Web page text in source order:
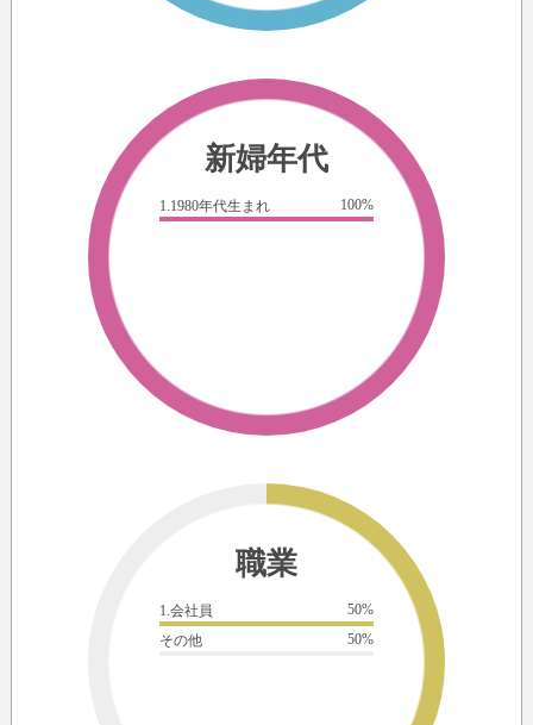
新婦年代
1.1980年代生まれ 100%
職業
1.会社員
50%
その他
50%